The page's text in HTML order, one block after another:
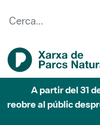
A partir del 31
reobre al públic